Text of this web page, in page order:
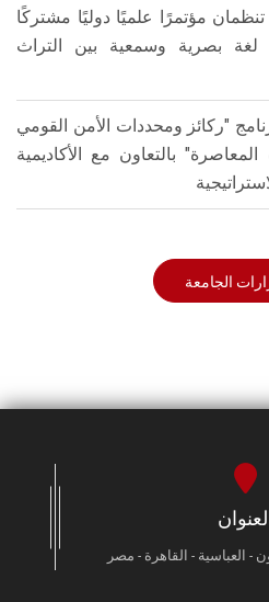
تنظمان مؤتمرًا علميًا دوليًا مشتركًا
لغة بصرية وسمعية بين التراث
"ركائز ومحددات الأمن القومي
بالتعاون مع الأكاديمية
الجامعة
العنوان
- العباسية - القاهرة - مصر